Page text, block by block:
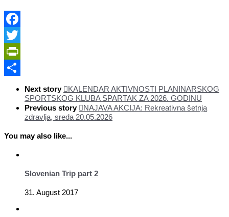
Facebook
Twitter
PrintFriendly
Next story
KALENDAR AKTIVNOSTI PLANINARSKOG
SPORTSKOG KLUBA SPARTAK ZA 2026. GODINU
Previous story
NAJAVA AKCIJA: Rekreativna šetnja
zdravlja, sreda 20.05.2026
You may also like...
Slovenian Trip part 2
31. August 2017